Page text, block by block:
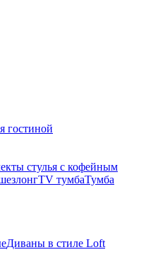
гостиной
стулья с кофейным
TV тумбаТумба
Диваны в стиле Loft